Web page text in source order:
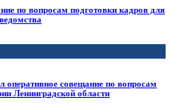
по вопросам подготовки кадров для
оперативное совещание по вопросам
Ленинградской области